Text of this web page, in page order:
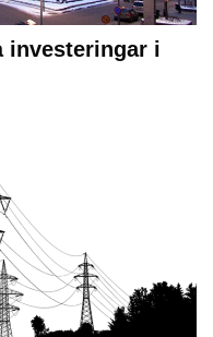
investeringar i